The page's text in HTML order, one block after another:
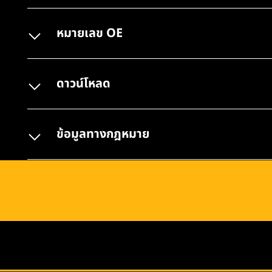
หมายเลข OE
ดาวน์โหลด
ข้อมูลทางกฎหมาย